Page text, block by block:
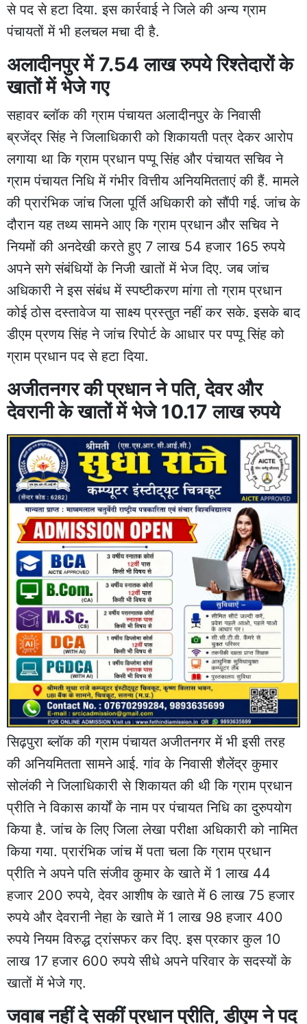
से पद से हटा दिया. इस कार्रवाई ने जिले की अन्य ग्राम
पंचायतों में भी हलचल मचा दी है.
अलादीनपुर में 7.54 लाख रुपये रिश्तेदारों के
खातों में भेजे गए
सहावर ब्लॉक की ग्राम पंचायत अलादीनपुर के निवासी
ब्रजेंद्र सिंह ने जिलाधिकारी को शिकायती पत्र देकर आरोप
लगाया था कि ग्राम प्रधान पप्पू सिंह और पंचायत सचिव ने
ग्राम पंचायत निधि में गंभीर वित्तीय अनियमितताएं की हैं. मामले
की प्रारंभिक जांच जिला पूर्ति अधिकारी को सौंपी गई. जांच के
दौरान यह तथ्य सामने आए कि ग्राम प्रधान और सचिव ने
नियमों की अनदेखी करते हुए 7 लाख 54 हजार 165 रुपये
अपने सगे संबंधियों के निजी खातों में भेज दिए. जब जांच
अधिकारी ने इस संबंध में स्पष्टीकरण मांगा तो ग्राम प्रधान
कोई ठोस दस्तावेज या साक्ष्य प्रस्तुत नहीं कर सके. इसके बाद
डीएम प्रणय सिंह ने जांच रिपोर्ट के आधार पर पप्पू सिंह को
ग्राम प्रधान पद से हटा दिया.
अजीतनगर की प्रधान ने पति, देवर और
देवरानी के खातों में भेजे 10.17 लाख रुपये
सिढ़पुरा ब्लॉक की ग्राम पंचायत अजीतनगर में भी इसी तरह
की अनियमितता सामने आई. गांव के निवासी शैलेंद्र कुमार
सोलंकी ने जिलाधिकारी से शिकायत की थी कि ग्राम प्रधान
प्रीति ने विकास कार्यों के नाम पर पंचायत निधि का दुरुपयोग
किया है. जांच के लिए जिला लेखा परीक्षा अधिकारी को नामित
किया गया. प्रारंभिक जांच में पता चला कि ग्राम प्रधान
प्रीति ने अपने पति संजीव कुमार के खाते में 1 लाख 44
हजार 200 रुपये, देवर आशीष के खाते में 6 लाख 75 हजार
रुपये और देवरानी नेहा के खाते में 1 लाख 98 हजार 400
रुपये नियम विरुद्ध ट्रांसफर कर दिए. इस प्रकार कुल 10
लाख 17 हजार 600 रुपये सीधे अपने परिवार के सदस्यों के
खातों में भेजे गए.
जवाब नहीं दे सकीं प्रधान प्रीति, डीएम ने पद